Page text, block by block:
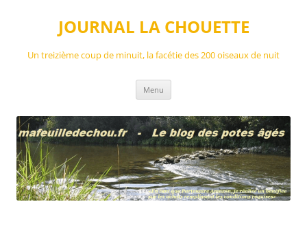
JOURNAL LA CHOUETTE
Un treizième coup de minuit, la facétie des 200 oiseaux de nuit
Menu